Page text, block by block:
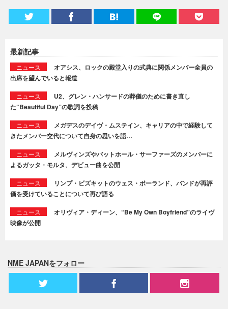
最新記事
ニュース
オアシス、ロックの殿堂入りの式典に関係メンバー全員の
出席を望んでいると報道
ニュース
U2、グレン・ハンサードの葬儀のために書き直し
た“Beautiful Day”の歌詞を投稿
ニュース
メガデスのデイヴ・ムステイン、キャリアの中で経験して
きたメンバー交代について自身の思いを語…
ニュース
メルヴィンズやバットホール・サーファーズのメンバーに
よるガッタ・モルタ、デビュー曲を公開
ニュース
リンプ・ビズキットのウェス・ボーランド、バンドが再評
価を受けていることについて再び語る
ニュース
オリヴィア・ディーン、“Be My Own Boyfriend”のライヴ
映像が公開
NME JAPANをフォロー